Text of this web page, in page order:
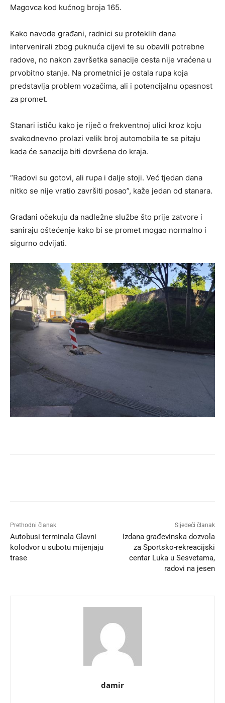
Magovca kod kućnog broja 165.
Kako navode građani, radnici su proteklih dana
intervenirali zbog puknuća cijevi te su obavili potrebne
radove, no nakon završetka sanacije cesta nije vraćena u
prvobitno stanje. Na prometnici je ostala rupa koja
predstavlja problem vozačima, ali i potencijalnu opasnost
za promet.
Stanari ističu kako je riječ o frekventnoj ulici kroz koju
svakodnevno prolazi velik broj automobila te se pitaju
kada će sanacija biti dovršena do kraja.
“Radovi su gotovi, ali rupa i dalje stoji. Već tjedan dana
nitko se nije vratio završiti posao”, kaže jedan od stanara.
Građani očekuju da nadležne službe što prije zatvore i
saniraju oštećenje kako bi se promet mogao normalno i
sigurno odvijati.
Prethodni članak
Autobusi terminala Glavni
kolodvor u subotu mijenjaju
trase
Sljedeći članak
Izdana građevinska dozvola
za Sportsko-rekreacijski
centar Luka u Sesvetama,
radovi na jesen
damir